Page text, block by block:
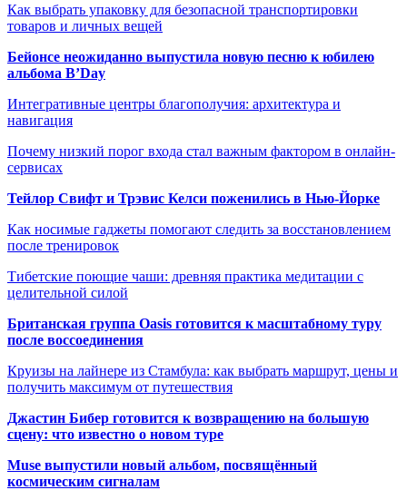
Как выбрать упаковку для безопасной транспортировки
товаров и личных вещей
Бейонсе неожиданно выпустила новую песню к юбилею
альбома B’Day
Интегративные центры благополучия: архитектура и
навигация
Почему низкий порог входа стал важным фактором в онлайн-
сервисах
Тейлор Свифт и Трэвис Келси поженились в Нью-Йорке
Как носимые гаджеты помогают следить за восстановлением
после тренировок
Тибетские поющие чаши: древняя практика медитации с
целительной силой
Британская группа Oasis готовится к масштабному туру
после воссоединения
Круизы на лайнере из Стамбула: как выбрать маршрут, цены и
получить максимум от путешествия
Джастин Бибер готовится к возвращению на большую
сцену: что известно о новом туре
Muse выпустили новый альбом, посвящённый
космическим сигналам